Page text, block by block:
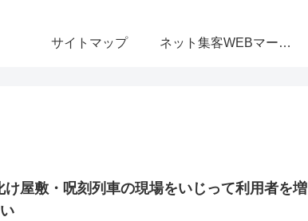
サイトマップ ネット集客WEBマーケティング無料相談室
け屋敷・呪刻列車の現場をいじって利用者を増